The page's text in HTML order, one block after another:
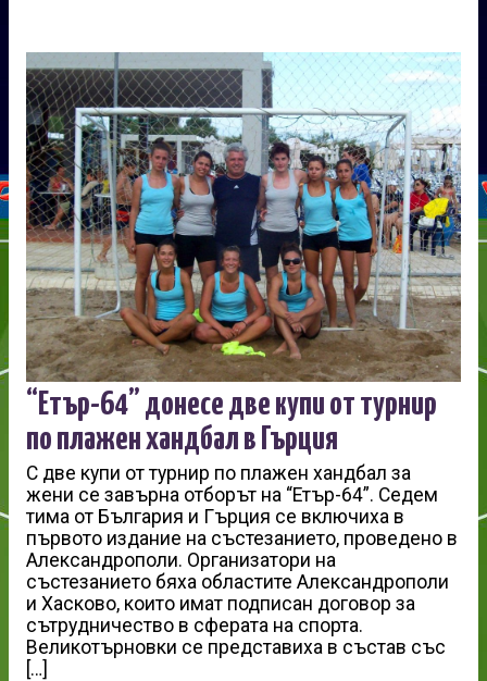
“Етър-64” донесе две купи от турнир
по плажен хандбал в Гърция
С две купи от турнир по плажен хандбал за
жени се завърна отборът на “Етър-64”. Седем
тима от България и Гърция се включиха в
първото издание на състезанието, проведено в
Александрополи. Организатори на
състезанието бяха областите Александрополи
и Хасково, които имат подписан договор за
сътрудничество в сферата на спорта.
Великотърновки се представиха в състав със
[…]